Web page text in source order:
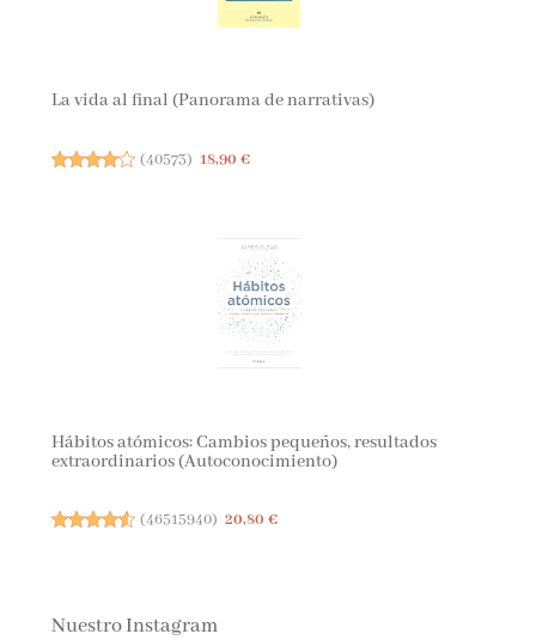
La vida al final (Panorama de narrativas)
(40573) 18,90 €
Hábitos atómicos: Cambios pequeños, resultados
extraordinarios (Autoconocimiento)
(46515940) 20,80 €
Nuestro Instagram